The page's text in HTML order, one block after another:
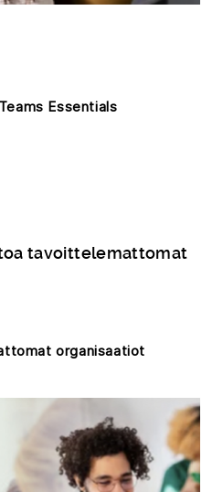
Essentials
tavoittelemattomat
organisaatiot